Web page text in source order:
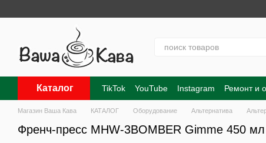
Каталог TikTok YouTube Instagram Ремонт и
Контакты
О нас Оплата и доставка
Магазин Ваша Кава КАТАЛОГ Оборудование Альтернатива
Френч-пресс MHW-3BOMBER Gimme 450 мл